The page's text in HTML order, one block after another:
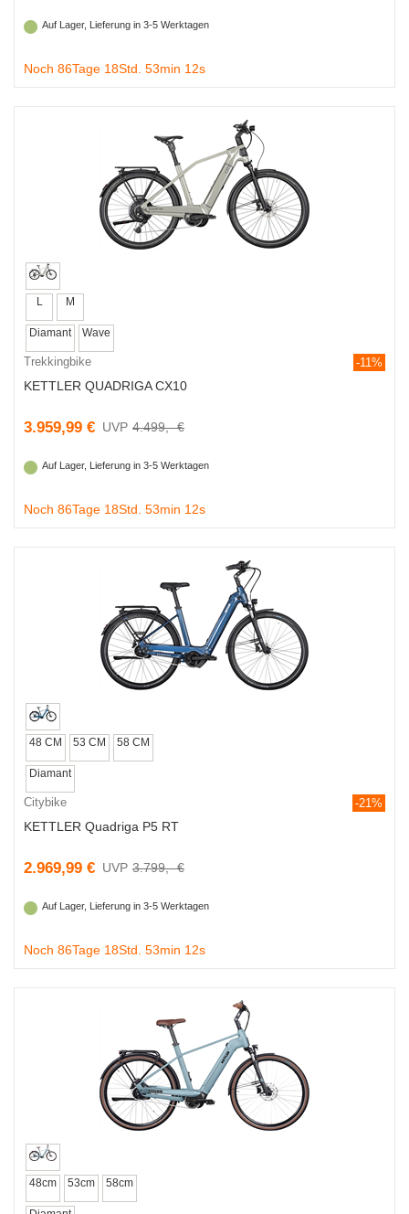
Auf Lager, Lieferung in 3-5 Werktagen
Noch 86Tage 18Std. 53min 11s
L M
Diamant Wave
Trekkingbike -11%
KETTLER QUADRIGA CX10
3.959,99 € 4.499,- €
Auf Lager, Lieferung in 3-5 Werktagen
Noch 86Tage 18Std. 53min 11s
48 CM 53 CM 58 CM
Diamant
Citybike -21%
KETTLER Quadriga P5 RT
2.969,99 € 3.799,- €
Auf Lager, Lieferung in 3-5 Werktagen
Noch 86Tage 18Std. 53min 11s
48cm 53cm 58cm